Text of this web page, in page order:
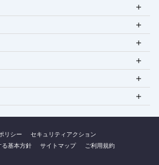
リシー
セキュリティアクション
基本方針 サイトマップ
ご利用規約